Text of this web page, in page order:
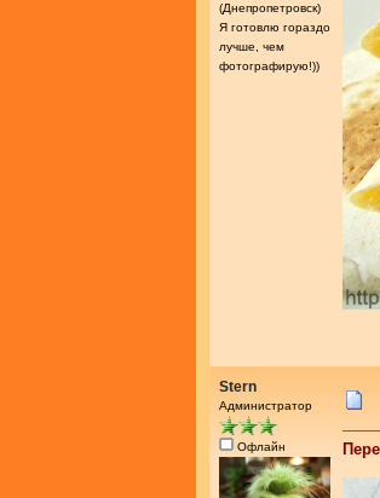
(Днепропетровск)
Я готовлю гораздо
лучше, чем
фотографирую!))
Stern
Администратор
Офлайн